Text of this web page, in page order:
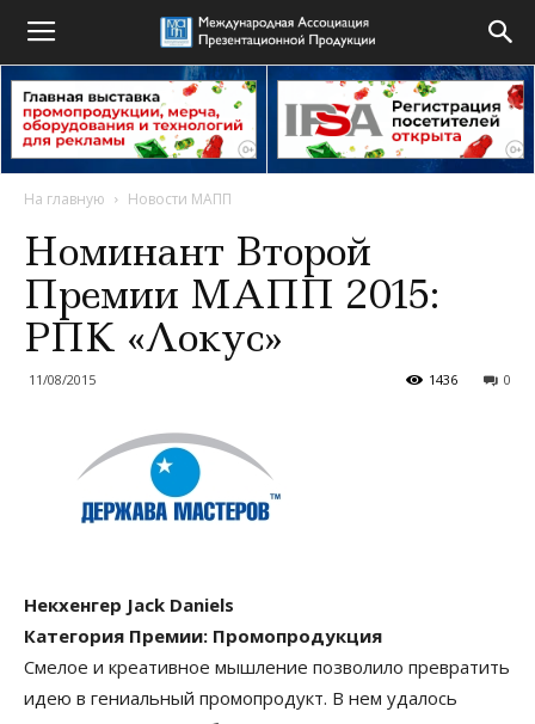
На главную Новости МАПП
Номинант Второй
Премии МАПП 2015:
РПК «Локус»
11/08/2015 0
1436
Некхенгер Jack Daniels
Категория Премии: Промопродукция
Смелое и креативное мышление позволило превратить
идею в гениальный промопродукт. В нем удалось